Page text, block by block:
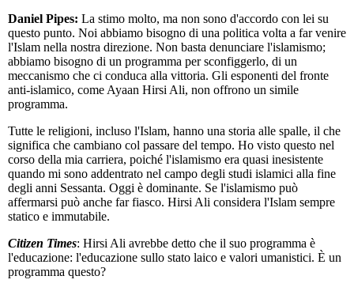
Daniel Pipes: La stimo molto, ma non sono d'accordo con lei su
questo punto. Noi abbiamo bisogno di una politica volta a far venire
l'Islam nella nostra direzione. Non basta denunciare l'islamismo;
abbiamo bisogno di un programma per sconfiggerlo, di un
meccanismo che ci conduca alla vittoria. Gli esponenti del fronte
anti-islamico, come Ayaan Hirsi Ali, non offrono un simile
programma.
Tutte le religioni, incluso l'Islam, hanno una storia alle spalle, il che
significa che cambiano col passare del tempo. Ho visto questo nel
corso della mia carriera, poiché l'islamismo era quasi inesistente
quando mi sono addentrato nel campo degli studi islamici alla fine
degli anni Sessanta. Oggi è dominante. Se l'islamismo può
affermarsi può anche far fiasco. Hirsi Ali considera l'Islam sempre
statico e immutabile.
Citizen Times: Hirsi Ali avrebbe detto che il suo programma è
l'educazione: l'educazione sullo stato laico e valori umanistici. È un
programma questo?